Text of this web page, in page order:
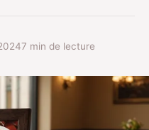
7 min de lecture